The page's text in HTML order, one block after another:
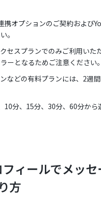
携オプションのご契約およ
。
セスプランでのみご利用い
ーとなるためご注意ください
などの有料プランには、2週
10分、15分、30分、60分か
ィールでメッ
方